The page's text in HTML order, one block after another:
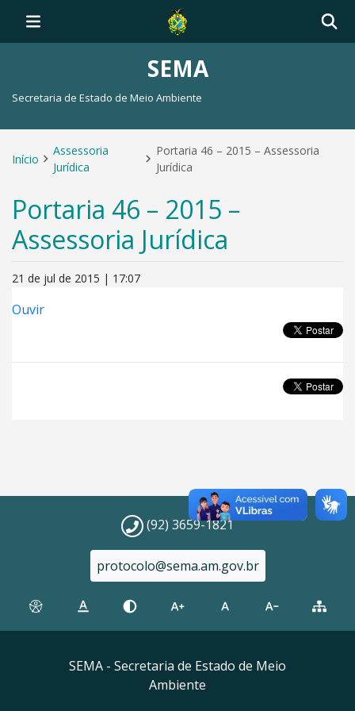
SEMA
Secretaria de Estado de Meio Ambiente
Início
Assessoria
Jurídica
Portaria 46 – 2015 – Assessoria
Jurídica
Portaria 46 – 2015 –
Assessoria Jurídica
21 de jul de 2015 | 17:07
Ouvir
(92) 3659-1821
protocolo@sema.am.gov.br
SEMA - Secretaria de Estado de Meio
Ambiente